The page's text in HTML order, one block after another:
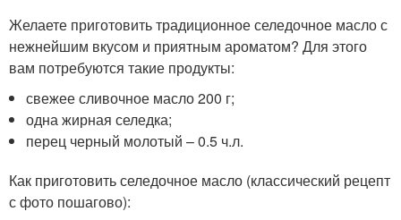
Желаете приготовить традиционное селедочное масло с
нежнейшим вкусом и приятным ароматом? Для этого
вам потребуются такие продукты:
свежее сливочное масло 200 г;
одна жирная селедка;
перец черный молотый – 0.5 ч.л.
Как приготовить селедочное масло (классический рецепт
с фото пошагово):